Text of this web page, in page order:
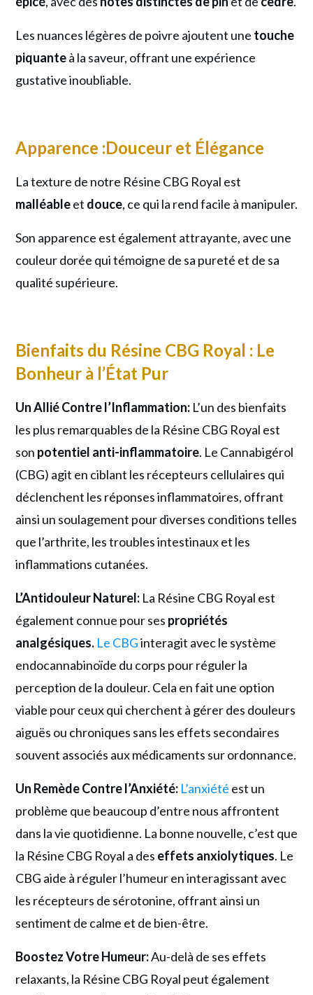
Les nuances légères de poivre ajoutent une touche
piquanteà la saveur, offrant une expérience
gustative inoubliable.
Apparence :Douceur et Élégance
La texture de notre Résine CBG Royal est
malléableet douce, ce qui la rend facile à manipuler.
Son apparence est également attrayante, avec une
couleur dorée qui témoigne de sa pureté et de sa
qualité supérieure.
Bienfaits du Résine CBG Royal : Le
Bonheur à l’État Pur
Un Allié Contre l’Inflammation: L’un des bienfaits
les plus remarquables de la Résine CBG Royal est
son potentiel anti-inflammatoire. Le Cannabigérol
(CBG) agit en ciblant les récepteurs cellulaires qui
déclenchent les réponses inflammatoires, offrant
ainsi un soulagement pour diverses conditions telles
que l’arthrite, les troubles intestinaux et les
inflammations cutanées.
L’Antidouleur Naturel: La Résine CBG Royal est
également connue pour ses propriétés
analgésiques. Le CBGinteragit avec le système
endocannabinoïde du corps pour réguler la
perception de la douleur. Cela en fait une option
viable pour ceux qui cherchent à gérer des douleurs
aiguës ou chroniques sans les effets secondaires
souvent associés aux médicaments sur ordonnance.
Un Remède Contre l’Anxiété: L’anxiété est un
problème que beaucoup d’entre nous affrontent
dans la vie quotidienne. La bonne nouvelle, c’est que
la Résine CBG Royal a des effets anxiolytiques. Le
CBG aide à réguler l’humeur en interagissant avec
les récepteurs de sérotonine, offrant ainsi un
sentiment de calme et de bien-être.
Boostez Votre Humeur:Au-delà de ses effets
relaxants, la Résine CBG Royal peut également